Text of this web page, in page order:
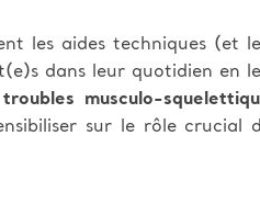
les aides techniques (et
dans leur quotidien en
musculo-
sur le rôle crucial